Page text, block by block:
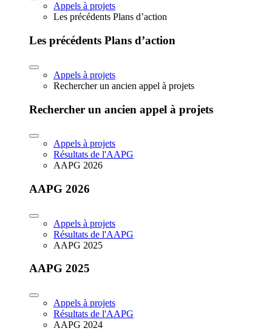
Appels à projets
Les précédents Plans d’action
Les précédents Plans d’action
Appels à projets
Rechercher un ancien appel à projets
Rechercher un ancien appel à projets
Appels à projets
Résultats de l'AAPG
AAPG 2026
AAPG 2026
Appels à projets
Résultats de l'AAPG
AAPG 2025
AAPG 2025
Appels à projets
Résultats de l'AAPG
AAPG 2024